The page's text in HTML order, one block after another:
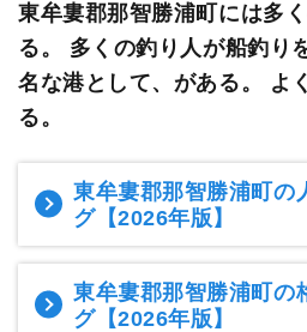
東牟婁郡那智勝浦町には多
る。 多くの釣り人が船釣り
名な港として、がある。 よ
る。
東牟婁郡那智勝浦町の
グ【2026年版】
東牟婁郡那智勝浦町の
グ【2026年版】